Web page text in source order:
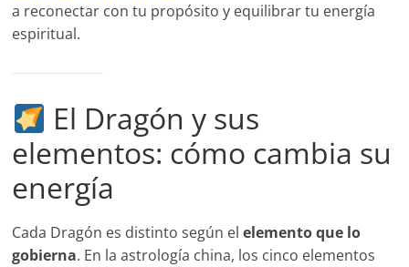
a reconectar con tu propósito y equilibrar tu energía
espiritual.
El Dragón y sus
elementos: cómo cambia su
energía
Cada Dragón es distinto según elelemento que lo
gobierna. En la astrología china, los cinco elementos